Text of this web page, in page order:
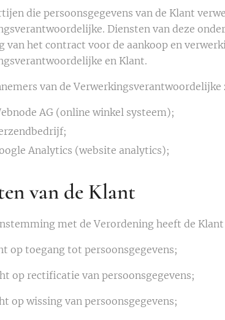
die persoonsgegevens van de Klant
Diensten van deze
van het contract voor de aankoop en
en Klant.
van de Verwerkingsverantwoordelijke
AG (online winkel systeem);
Analytics (website analytics);
van de Klant
met de Verordening heeft de
op toegang tot persoonsgegevens;
op rectificatie van persoonsgegevens;
op wissing van persoonsgegevens;